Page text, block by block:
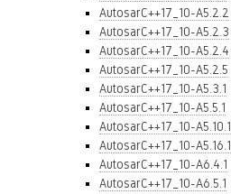
AutosarC++17_10-A5.2.2
AutosarC++17_10-A5.2.3
AutosarC++17_10-A5.2.4
AutosarC++17_10-A5.2.5
AutosarC++17_10-A5.3.1
AutosarC++17_10-A5.5.1
AutosarC++17_10-A5.10.1
AutosarC++17_10-A5.16.1
AutosarC++17_10-A6.4.1
AutosarC++17_10-A6.5.1